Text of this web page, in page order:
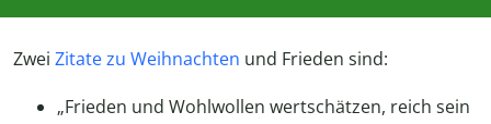
Zwei Zitate zu Weihnachten und Frieden sind:
„Frieden und Wohlwollen wertschätzen, reich sein